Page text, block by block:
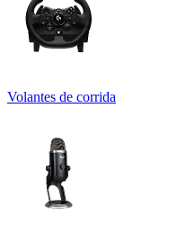
Volantes de corrida